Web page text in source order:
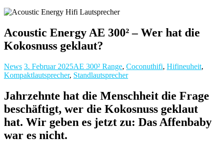
Acoustic Energy AE 300² – Wer hat die
Kokosnuss geklaut?
News 3. Februar 2025AE 300² Range, Coconuthifi, Hifineuheit,
Kompaktlautsprecher, Standlautsprecher
Jahrzehnte hat die Menschheit die Frage
beschäftigt, wer die Kokosnuss geklaut
hat. Wir geben es jetzt zu: Das Affenbaby
war es nicht.